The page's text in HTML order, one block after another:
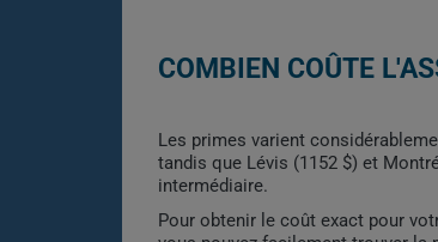
COMBIEN COÛTE
Les primes varient
tandis que Lévis (1152 $) et
intermédiaire.
Pour obtenir le coût exact pour